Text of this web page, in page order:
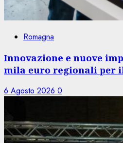
Romagna
Innovazione e nuove
mila euro regionali per
6 Agosto 2026 0